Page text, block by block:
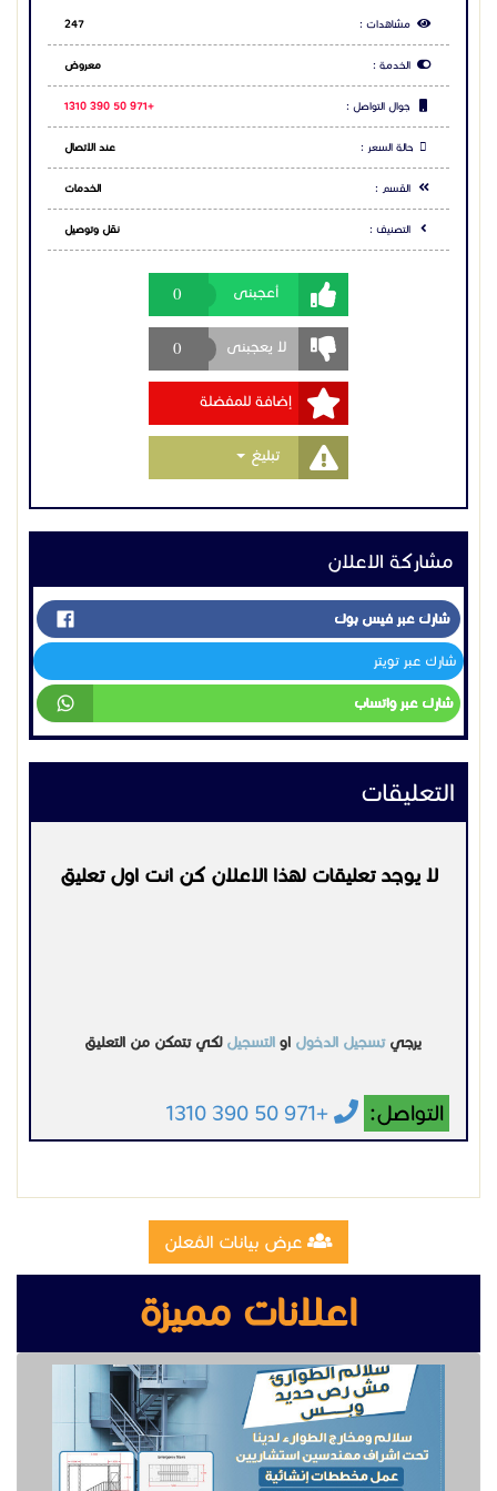
مشاهدات : 247
الخدمة : معروض
جوال التواصل : +971 50 390 1310
حالة السعر : عند الاتصال
القسم : الخدمات
التصنيف : نقل وتوصيل
أعجبنى 0
لا يعجبنى 0
إضافة للمفضلة
تبليغ Toggle Dropdown
مشاركة الاعلان
شارك عبر فيس بوك
شارك عبر تويتر
شارك عبر واتساب
التعليقات
لا يوجد تعليقات لهذا الاعلان كن انت اول تعليق
يرجيتسجيل الدخول او التسجيل لكي تتمكن من التعليق
التواصل: +971 50 390 1310
عرض بيانات المُعلن
اعلانات مميزة